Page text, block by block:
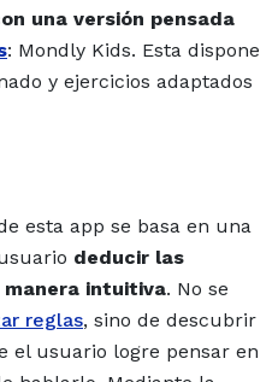
una versión pensada
: Mondly Kids. Esta dispone
y ejercicios adaptados
esta app se basa en una
deducir las
intuitiva. No se
reglas, sino de descubrir
el usuario logre pensar en